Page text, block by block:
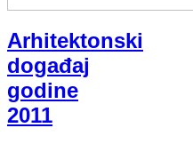
Arhitektonski
događaj
godine
2011